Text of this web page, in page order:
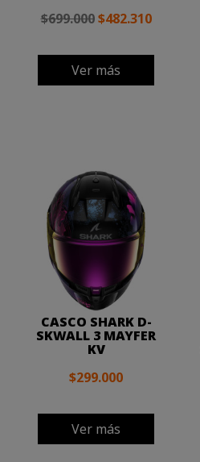
$699.000 $482.310
Ver más
CASCO SHARK D-
SKWALL 3 MAYFER
KV
$299.000
Ver más